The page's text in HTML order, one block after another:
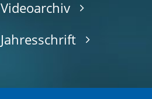
Videoarchiv
Jahresschrift